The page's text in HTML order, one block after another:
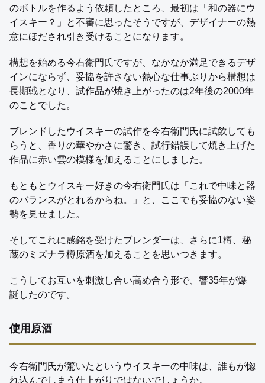
のボトルを作るよう依頼したところ、最初は「和の器にウ
イスキー？」と不審に思ったそうですが、デザイナーの熱
意にほだされ引き受けることになります。
構想を始める今右衛門氏ですが、なかなか満足できるデザ
インにならず、妥協を許さない熱心な仕事ぶりから構想は
長期戦となり、試作品が焼き上がったのは2年後の2000年
のことでした。
ブレンドしたウイスキーの試作を今右衛門氏に試飲しても
らうと、香りの華やかさに驚き、試行錯誤して焼き上げた
作品に赤い雲の模様を加えることにしました。
もともとウイスキー好きの今右衛門氏は「これで中味と器
のバランスがとれるからね。」と、ここでも妥協のない姿
勢を見せました。
そしてこれに感銘を受けたブレンダーは、さらに1樽、秘
蔵のミズナラ樽原酒を加えることを思いつきます。
こうしてお互いを刺激し合い高め合う形で、響35年が爆
誕したのです。
使用原酒
今右衛門氏が驚いたというウイスキーの中味は、誰もが惚
れ込んでしまう仕上がりではないでしょうか。